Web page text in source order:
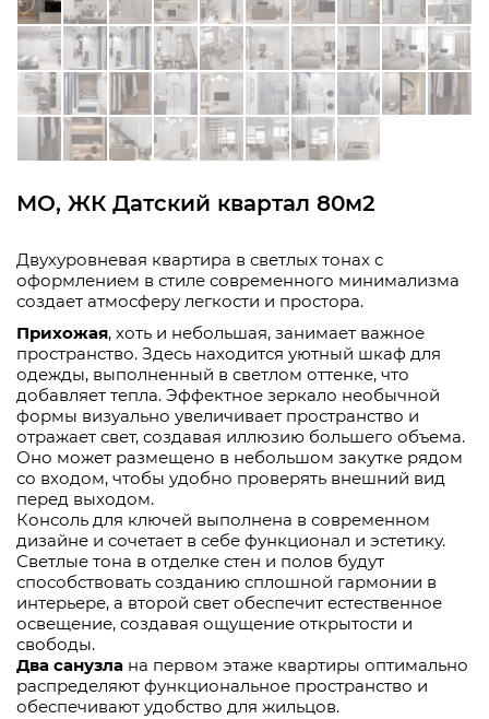
МО, ЖК Датский квартал 80м2
Двухуровневая квартира в светлых тонах с
оформлением в стиле современного минимализма
создает атмосферу легкости и простора.
Прихожая, хоть и небольшая, занимает важное
пространство. Здесь находится уютный шкаф для
одежды, выполненный в светлом оттенке, что
добавляет тепла. Эффектное зеркало необычной
формы визуально увеличивает пространство и
отражает свет, создавая иллюзию большего объема.
Оно может размещено в небольшом закутке рядом
со входом, чтобы удобно проверять внешний вид
перед выходом.
Консоль для ключей выполнена в современном
дизайне и сочетает в себе функционал и эстетику.
Светлые тона в отделке стен и полов будут
способствовать созданию сплошной гармонии в
интерьере, а второй свет обеспечит естественное
освещение, создавая ощущение открытости и
свободы.
Два санузла на первом этаже квартиры оптимально
распределяют функциональное пространство и
обеспечивают удобство для жильцов.